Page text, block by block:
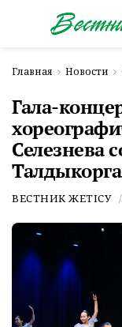
Главная Новости
Гала-
Селезнева
ВЕСТНИК ЖЕТІСУ